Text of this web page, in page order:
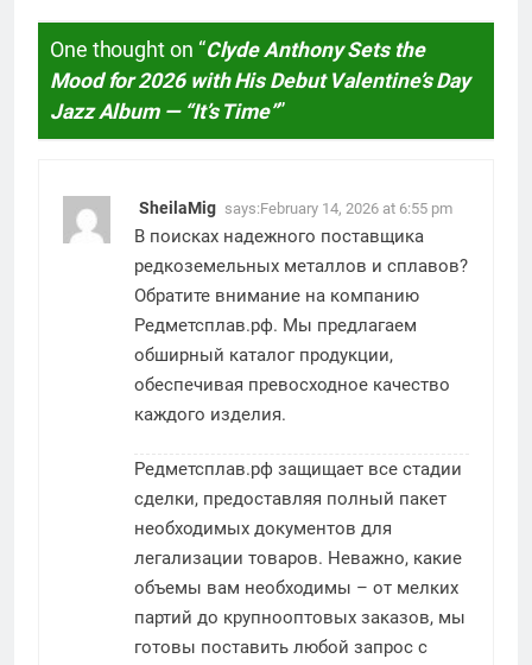
One thought on “Clyde Anthony Sets the
Mood for 2026 with His Debut Valentine’s Day
Jazz Album — “It’s Time””
SheilaMig says:February 14, 2026 at 6:55 pm
В поисках надежного поставщика
редкоземельных металлов и сплавов?
Обратите внимание на компанию
Редметсплав.рф. Мы предлагаем
обширный каталог продукции,
обеспечивая превосходное качество
каждого изделия.
Редметсплав.рф защищает все стадии
сделки, предоставляя полный пакет
необходимых документов для
легализации товаров. Неважно, какие
объемы вам необходимы – от мелких
партий до крупнооптовых заказов, мы
готовы поставить любой запрос с